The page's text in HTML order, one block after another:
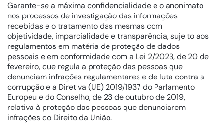
Garante-se a máxima confidencialidade e o anonimato
nos processos de investigação das informações
recebidas e o tratamento das mesmas com
objetividade, imparcialidade e transparência, sujeito aos
regulamentos em matéria de proteção de dados
pessoais e em conformidade com a Lei 2/2023, de 20 de
fevereiro, que regula a proteção das pessoas que
denunciam infrações regulamentares e de luta contra a
corrupção e a Diretiva (UE) 2019/1937 do Parlamento
Europeu e do Conselho, de 23 de outubro de 2019,
relativa à proteção das pessoas que denunciarem
infrações do Direito da União.